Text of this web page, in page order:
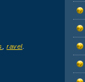
ravel.